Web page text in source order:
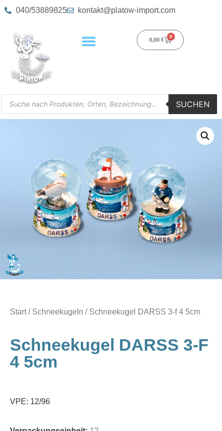
040/53889825 kontakt@platow-import.com
0,00 €
0
SUCHEN
Start/ Schneekugeln / Schneekugel DARSS 3-f 4 5cm
Schneekugel DARSS 3-F
4 5cm
VPE: 12/96